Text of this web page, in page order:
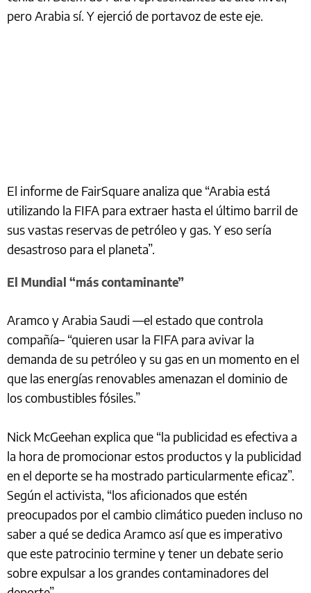
pero Arabia sí. Y ejerció de portavoz de este eje.
El informe de FairSquare analiza que “Arabia está
utilizando la FIFA para extraer hasta el último barril de
sus vastas reservas de petróleo y gas. Y eso sería
desastroso para el planeta”.
El Mundial “más contaminante”
Aramco y Arabia Saudi —el estado que controla
compañía– “quieren usar la FIFA para avivar la
demanda de su petróleo y su gas en un momento en el
que las energías renovables amenazan el dominio de
los combustibles fósiles.”
Nick McGeehan explica que “la publicidad es efectiva a
la hora de promocionar estos productos y la publicidad
en el deporte se ha mostrado particularmente eficaz”.
Según el activista, “los aficionados que estén
preocupados por el cambio climático pueden incluso no
saber a qué se dedica Aramco así que es imperativo
que este patrocinio termine y tener un debate serio
sobre expulsar a los grandes contaminadores del